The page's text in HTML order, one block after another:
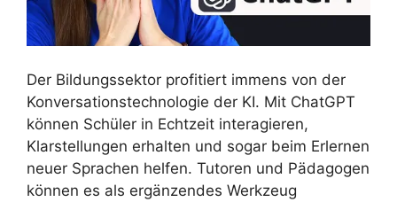
Der Bildungssektor profitiert immens von der
Konversationstechnologie der KI. Mit ChatGPT
können Schüler in Echtzeit interagieren,
Klarstellungen erhalten und sogar beim Erlernen
neuer Sprachen helfen. Tutoren und Pädagogen
können es als ergänzendes Werkzeug